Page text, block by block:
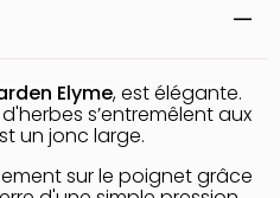
Elyme, est élégante.
s’entremêlent aux
un jonc large.
sur le poignet grâce